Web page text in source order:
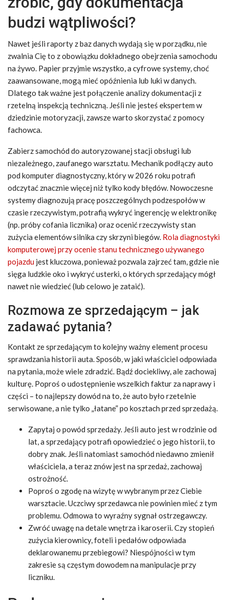
budzi wątpliwości?
Nawet jeśli raporty z baz danych wydają się w porządku, nie
zwalnia Cię to z obowiązku dokładnego obejrzenia samochodu
na żywo. Papier przyjmie wszystko, a cyfrowe systemy, choć
zaawansowane, mogą mieć opóźnienia lub luki w danych.
Dlatego tak ważne jest połączenie analizy dokumentacji z
rzetelną inspekcją techniczną. Jeśli nie jesteś ekspertem w
dziedzinie motoryzacji, zawsze warto skorzystać z pomocy
fachowca.
Zabierz samochód do autoryzowanej stacji obsługi lub
niezależnego, zaufanego warsztatu. Mechanik podłączy auto
pod komputer diagnostyczny, który w 2026 roku potrafi
odczytać znacznie więcej niż tylko kody błędów. Nowoczesne
systemy diagnozują pracę poszczególnych podzespołów w
czasie rzeczywistym, potrafią wykryć ingerencję w elektronikę
(np. próby cofania licznika) oraz ocenić rzeczywisty stan
zużycia elementów silnika czy skrzyni biegów. Rola diagnostyki
komputerowej przy ocenie stanu technicznego używanego
pojazdu jest kluczowa, ponieważ pozwala zajrzeć tam, gdzie nie
sięga ludzkie oko i wykryć usterki, o których sprzedający mógł
nawet nie wiedzieć (lub celowo je zataić).
Rozmowa ze sprzedającym – jak
zadawać pytania?
Kontakt ze sprzedającym to kolejny ważny element procesu
sprawdzania historii auta. Sposób, w jaki właściciel odpowiada
na pytania, może wiele zdradzić. Bądź dociekliwy, ale zachowaj
kulturę. Poproś o udostępnienie wszelkich faktur za naprawy i
części – to najlepszy dowód na to, że auto było rzetelnie
serwisowane, a nie tylko „łatane” po kosztach przed sprzedażą.
Zapytaj o powód sprzedaży. Jeśli auto jest w rodzinie od
lat, a sprzedający potrafi opowiedzieć o jego historii, to
dobry znak. Jeśli natomiast samochód niedawno zmienił
właściciela, a teraz znów jest na sprzedaż, zachowaj
ostrożność.
Poproś o zgodę na wizytę w wybranym przez Ciebie
warsztacie. Uczciwy sprzedawca nie powinien mieć z tym
problemu. Odmowa to wyraźny sygnał ostrzegawczy.
Zwróć uwagę na detale wnętrza i karoserii. Czy stopień
zużycia kierownicy, foteli i pedałów odpowiada
deklarowanemu przebiegowi? Niespójności w tym
zakresie są częstym dowodem na manipulacje przy
liczniku.